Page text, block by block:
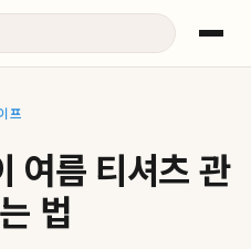
프
여름 티셔츠 관
법